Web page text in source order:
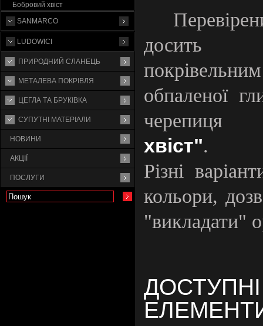
Бобровий хвіст
SANMARCO
LUDOWICI
ПРИРОДНИЙ СЛАНЕЦЬ
МЕТАЛЕВА ПОКРІВЛЯ
ЦЕГЛА ТА БРУКІВКА
СУПУТНI МАТЕРIАЛИ
НОВИНИ
АКЦІЇ
ПОСЛУГИ
досить
обпаленої
черепиця
хвіст".
Різні
кольори,
"викладати"